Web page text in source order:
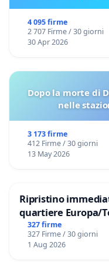
4 095 firme
2 707 Firme / 30 giorni
30 Apr 2026
Dopo la morte di
nelle
3 173 firme
412 Firme / 30 giorni
13 May 2026
Ripristino
quartiere Europa/
327 firme
327 Firme / 30 giorni
1 Aug 2026